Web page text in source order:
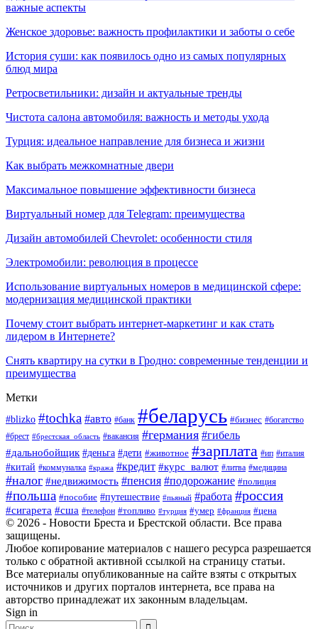
важные аспекты
Женское здоровье: важность профилактики и заботы о себе
История суши: как появилось одно из самых популярных
блюд мира
Ретросветильники: дизайн и актуальные тренды
Чистота салона автомобиля: важность и методы ухода
Турция: идеальное направление для бизнеса и жизни
Как выбрать межкомнатные двери
Максимальное повышение эффективности бизнеса
Виртуальный номер для Telegram: преимущества
Дизайн автомобилей Chevrolet: особенности стиля
Электромобили: революция в процессе
Использование виртуальных номеров в медицинской сфере:
модернизация медицинской практики
Почему стоит выбрать интернет-маркетинг и как стать
лидером в Интернете?
Снять квартиру на сутки в Гродно: современные тенденции и
преимущества
Метки
#blizko #tochka #авто #банк #беларусь #бизнес #богатство
#брест #брестская_область #вакансия #германия #гибель
#дальнобойщик #деньга #дети #животное #зарплата #ип #италия
#китай #коммуналка #кража #кредит #курс_валют #литва #медицина
#налог #недвижимость #пенсия #подорожание #полиция
#польша #пособие #путешествие #пьяный #работа #россия
#сигарета #сша #телефон #топливо #турция #умер #франция #цена
© 2026 - Новости Бреста и Брестской области. Все права
защищены.
Любое копирование материалов с нашего ресурса разрешается
только с обратной активной ссылкой на страницу статьи.
Все материалы опубликованные на сайте взяты с открытых
источников и других порталов интернета, все права на
авторство принадлежат их законным владельцам.
Sign in